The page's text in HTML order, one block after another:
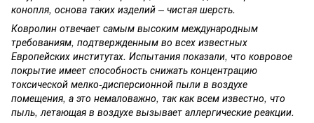
конопля, основа таких изделий – чистая шерсть.
Ковролин отвечает самым высоким международным
требованиям, подтвержденным во всех известных
Европейских институтах. Испытания показали, что ковровое
покрытие имеет способность снижать концентрацию
токсической мелко-дисперсионной пыли в воздухе
помещения, а это немаловажно, так как всем известно, что
пыль, летающая в воздухе вызывает аллергические реакции.